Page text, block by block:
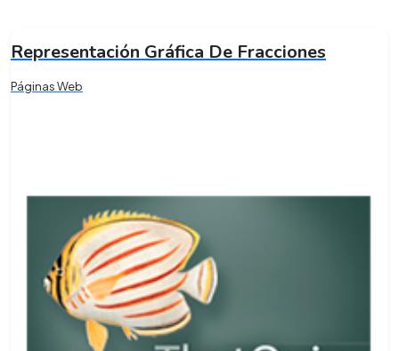
Representación Gráfica De Fracciones
Páginas Web